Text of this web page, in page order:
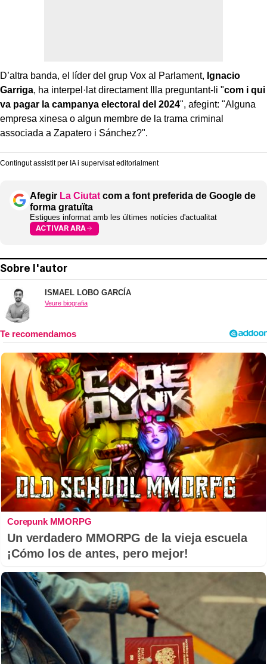
D’altra banda, el líder del grup Vox al Parlament, Ignacio
Garriga, ha interpel·lat directament Illa preguntant-li "com i qui
va pagar la campanya electoral del 2024", afegint: "Alguna
empresa xinesa o algun membre de la trama criminal
associada a Zapatero i Sánchez?".
Contingut assistit per IA i supervisat editorialment
Afegir La Ciutat com a font preferida de Google de
forma gratuïta
Estigues informat amb les últimes notícies d'actualitat
ACTIVAR ARA
Sobre l'autor
ISMAEL LOBO GARCÍA
Veure biografia
Corepunk MMORPG
Un verdadero MMORPG de la vieja escuela
¡Cómo los de antes, pero mejor!